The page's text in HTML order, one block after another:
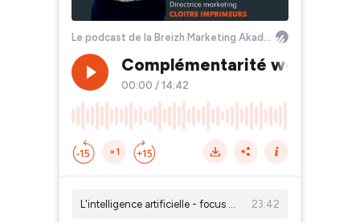
Le podcast de la Breizh Marketing Akademi
Complémentarité web et
00:00 / 14:42
×1
L'intelligence artificielle - focus marketing/communication 23:42